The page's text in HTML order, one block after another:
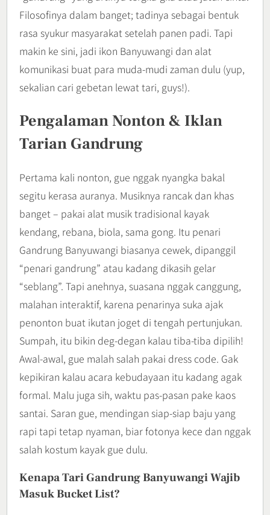
Filosofinya dalam banget; tadinya sebagai bentuk
rasa syukur masyarakat setelah panen padi. Tapi
makin ke sini, jadi ikon Banyuwangi dan alat
komunikasi buat para muda-mudi zaman dulu (yup,
sekalian cari gebetan lewat tari, guys!).
Pengalaman Nonton & Iklan
Tarian Gandrung
Pertama kali nonton, gue nggak nyangka bakal
segitu kerasa auranya. Musiknya rancak dan khas
banget – pakai alat musik tradisional kayak
kendang, rebana, biola, sama gong. Itu penari
Gandrung Banyuwangi biasanya cewek, dipanggil
“penari gandrung” atau kadang dikasih gelar
“seblang”. Tapi anehnya, suasana nggak canggung,
malahan interaktif, karena penarinya suka ajak
penonton buat ikutan joget di tengah pertunjukan.
Sumpah, itu bikin deg-degan kalau tiba-tiba dipilih!
Awal-awal, gue malah salah pakai dress code. Gak
kepikiran kalau acara kebudayaan itu kadang agak
formal. Malu juga sih, waktu pas-pasan pake kaos
santai. Saran gue, mendingan siap-siap baju yang
rapi tapi tetap nyaman, biar fotonya kece dan nggak
salah kostum kayak gue dulu.
Kenapa Tari Gandrung Banyuwangi Wajib
Masuk Bucket List?